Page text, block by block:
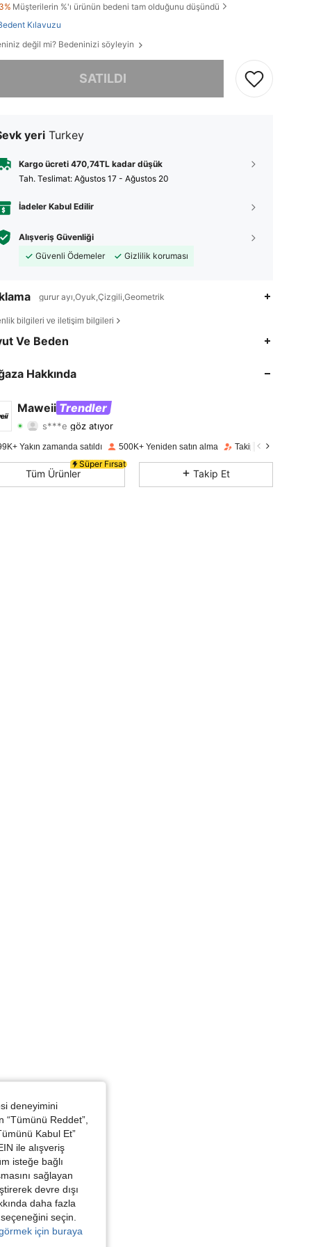
Müşterilerin %'ı ürünün bedeni tam olduğunu düşündü
Kılavuzu
değil mi? Bedeninizi söyleyin
SATILDI
ürün tükendi.
yeri Turkey
Kargo ücreti 470,74TL kadar düşük
Tah. Teslimat: Ağustos 17 - Ağustos 20
İadeler Kabul Edilir
Alışveriş Güvenliği
Güvenli Ödemeler
Gizlilik koruması
gurur ayı,Oyuk,Çizgili,Geometrik
bilgileri ve iletişim bilgileri
Ve Beden
Hakkında
Maweii Trendler
s***egöz atıyor
4,78 Derecelendirme
7.2K
4,78 7.2K 350K
Yakın zamanda satıldı 500K+ Yeniden satın alma Takipçi artışı 12%
Süper Fırsat
Tüm Ürünler Takip Et
deneyimini
Reddet”,
Kabul Et”
ile alışveriş
isteğe bağlı
sağlayan
devre dışı
daha fazla
seçin.
için buraya